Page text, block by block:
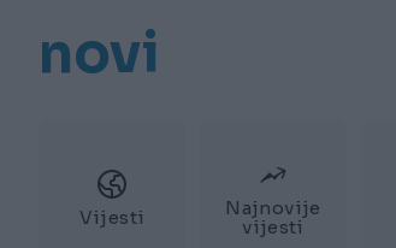
novi
Vijesti
Najnovije
vijesti